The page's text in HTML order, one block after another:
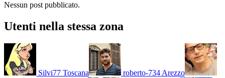
Nessun post pubblicato.
Utenti nella stessa zona
Silvi77 Toscana roberto-734 Arezzo